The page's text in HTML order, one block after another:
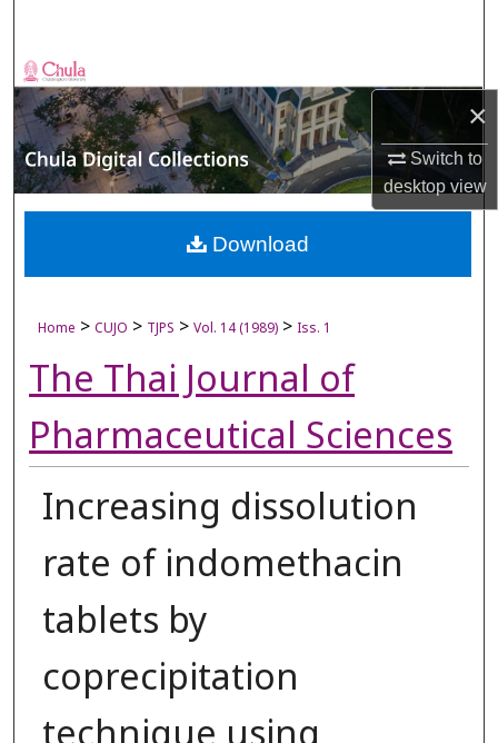
×
Switch to
desktopview
Browse Collections
My Account
About
Digital Commons Network™
Home > CUJO > TJPS > Vol. 14 (1989) > Iss. 1
The Thai Journal of
Pharmaceutical Sciences
Increasing dissolution
rate of indomethacin
tablets by
coprecipitation
Download